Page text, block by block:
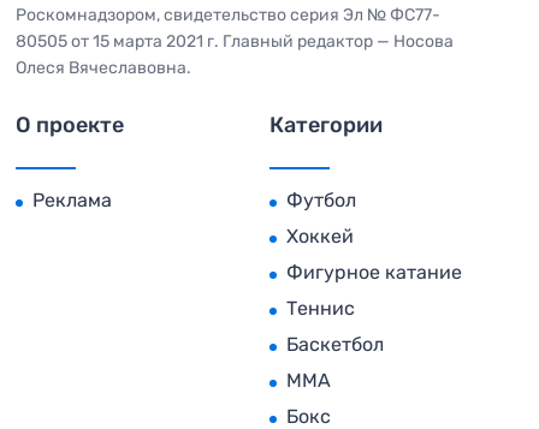
Роскомнадзором, свидетельство серия Эл № ФС77-
80505 от 15 марта 2021 г. Главный редактор — Носова
Олеся Вячеславовна.
О проекте
Реклама
Категории
Футбол
Хоккей
Фигурное катание
Теннис
Баскетбол
MMA
Бокс